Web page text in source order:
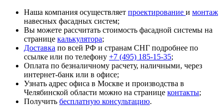
Наша компания осуществляет проектирование и монтаж
навесных фасадных систем;
Вы можете рассчитать стоимость фасадной системы на
странице калькулятора;
Доставка по всей РФ и странам СНГ подробнее по
ссылке или по телефону +7 (495) 185-15-35;
Оплата по безналичному расчету, наличными, через
интернет-банк или в офисе;
Узнать адрес офиса в Москве и производства в
Челябинской области можно на странице контакты;
Получить бесплатную консультацию.